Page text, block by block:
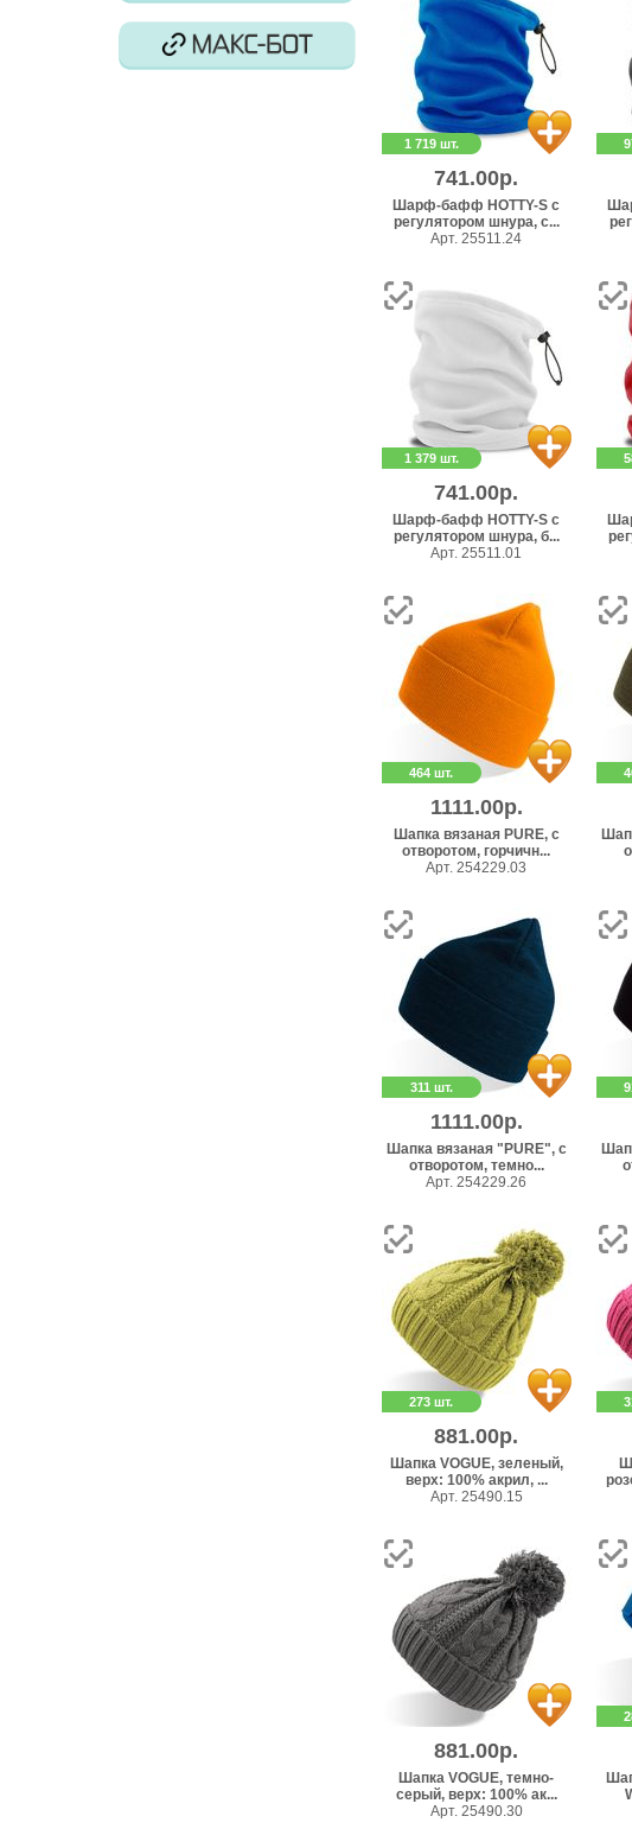
1 719 шт.
741.00р.
Шарф-бафф HOTTY-S с
регулятором шнура, с...
Арт. 25511.24
1 379 шт.
741.00р.
Шарф-бафф HOTTY-S с
регулятором шнура, б...
Арт. 25511.01
464 шт.
1111.00р.
Шапка вязаная PURE, с
отворотом, горчичн...
Арт. 254229.03
311 шт.
1111.00р.
Шапка вязаная "PURE", с
отворотом, темно...
Арт. 254229.26
273 шт.
881.00р.
Шапка VOGUE, зеленый,
верх: 100% акрил, ...
Арт. 25490.15
881.00р.
Шапка VOGUE, темно-
серый, верх: 100% ак...
Арт. 25490.30